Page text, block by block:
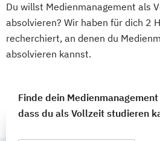
Du willst Medienmanagement als
absolvieren? Wir haben für dich 2
recherchiert, an denen du
absolvieren kannst.
Finde dein
dass du als Vollzeit studieren